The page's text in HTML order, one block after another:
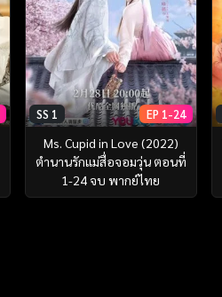
SS 1 EP 1-24
Ms. Cupid in Love (2022)
ตำนานรักแม่สื่อจอมวุ่น ตอนที่
1-24 จบ พากย์ไทย